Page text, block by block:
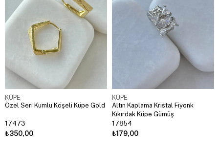
KÜPE
Özel Seri Kumlu Köşeli Küpe Gold
17473
₺350,00
KÜPE
Altın Kaplama Kristal Fiyonk
Kıkırdak Küpe Gümüş
17854
₺179,00